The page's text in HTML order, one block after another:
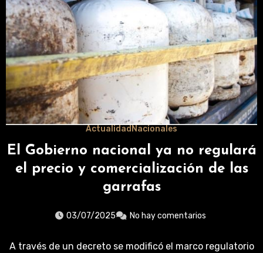
Actualidad Nacionales
El Gobierno nacional ya no regulará
el precio y comercialización de las
garrafas
03/07/2025 No hay comentarios
A través de un decreto se modificó el marco regulatorio